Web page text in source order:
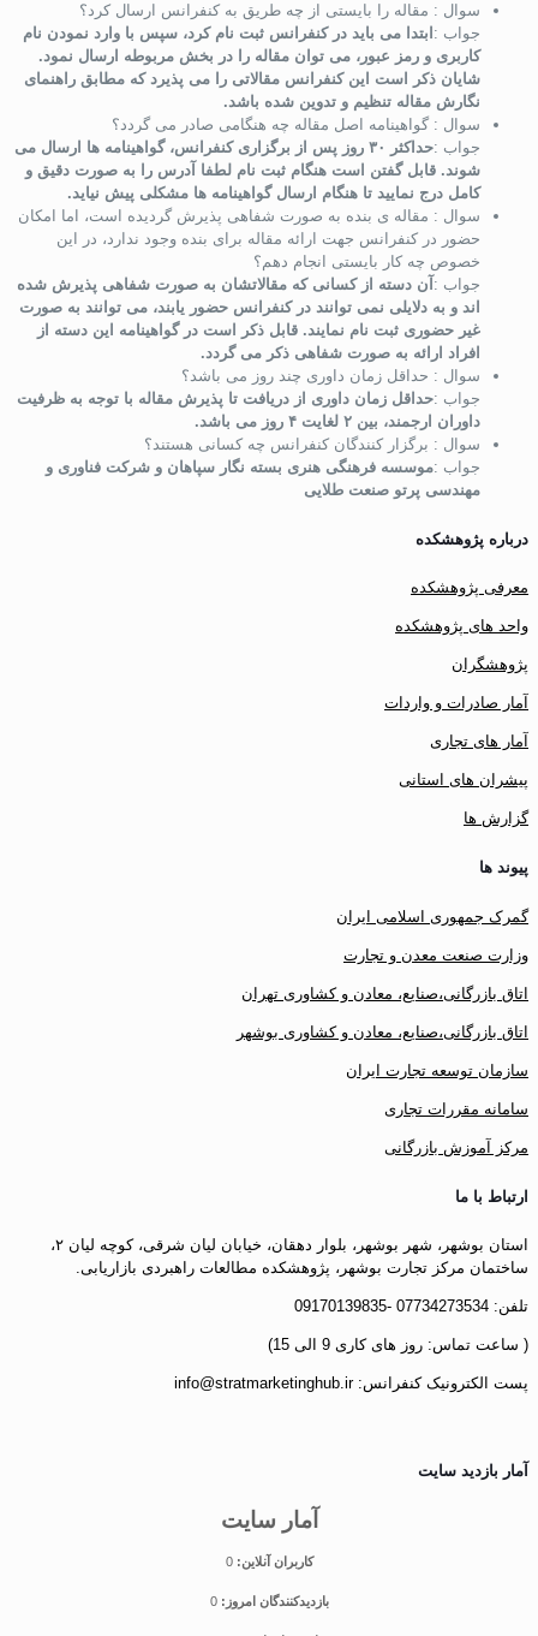
سوال : مقاله را بایستی از چه طریق به کنفرانس ارسال کرد؟
جواب : ابتدا می باید در کنفرانس ثبت نام کرد، سپس با وارد نمودن نام
کاربری و رمز عبور، می توان مقاله را در بخش مربوطه ارسال نمود.
شایان ذکر است این کنفرانس مقالاتی را می پذیرد که مطابق راهنمای
نگارش مقاله تنظیم و تدوین شده باشد.
سوال : گواهینامه اصل مقاله چه هنگامی صادر می گردد؟
جواب :
حداکثر ۳۰ روز پس از برگزاری کنفرانس، گواهینامه ها ارسال می
شوند. قابل گفتن است هنگام ثبت نام لطفا آدرس را به صورت دقیق و
کامل درج نمایید تا هنگام ارسال گواهینامه ها مشکلی پیش نیاید.
سوال : مقاله ی بنده به صورت شفاهی پذیرش گردیده است، اما امکان
حضور در کنفرانس جهت ارائه مقاله برای بنده وجود ندارد، در این
خصوص چه کار بایستی انجام دهم؟
جواب : آن دسته از کسانی که مقالاتشان به صورت شفاهی پذیرش شده
اند و به دلایلی نمی توانند در کنفرانس حضور یابند، می توانند به صورت
غیر حضوری ثبت نام نمایند. قابل ذکر است در گواهینامه این دسته از
افراد ارائه به صورت شفاهی ذکر می گردد.
سوال : حداقل زمان داوری چند روز می باشد؟
جواب :حداقل زمان داوری از دریافت تا پذیرش مقاله با توجه به ظرفیت
داوران ارجمند، بین ۲ لغایت ۴ روز می باشد.
سوال : برگزار کنندگان کنفرانس چه کسانی هستند؟
جواب :موسسه فرهنگی هنری بسته نگار سپاهان و شرکت فناوری و
مهندسی پرتو صنعت طلایی
درباره پژوهشکده
معرفی پژوهشکده
واحد های پژوهشکده
پژوهشگران
آمار صادرات و واردات
آمار های تجاری
پیشران های استانی
گزارش ها
پیوند ها
گمرک جمهوری اسلامی ایران
وزارت صنعت معدن و تجارت
اتاق بازرگانی،صنایع، معادن و کشاوری تهران
اتاق بازرگانی،صنایع، معادن و کشاوری بوشهر
سازمان توسعه تجارت ایران
سامانه مقررات تجاری
مرکز آموزش بازرگانی
ارتباط با ما
استان بوشهر، شهر بوشهر، بلوار دهقان، خیابان لیان شرقی، کوچه لیان ۲،
ساختمان مرکز تجارت بوشهر، پژوهشکده مطالعات راهبردی بازاریابی.
تلفن: 07734273534 -09170139835
( ساعت تماس: روز های کاری 9 الی 15)
پست الکترونیک کنفرانس: info@stratmarketinghub.ir
آمار بازدید سایت
آمار سایت
کاربران آنلاین:0
بازدیدکنندگان امروز: 0